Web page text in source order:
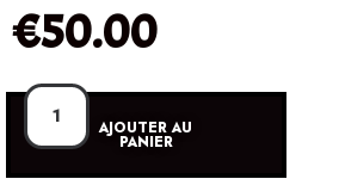
€50.00
AJOUTER AU
PANIER